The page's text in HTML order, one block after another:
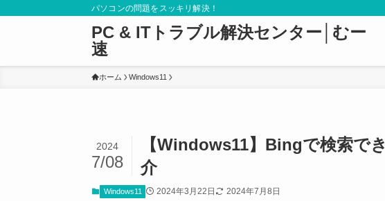
パソコンの問題をスッキリ解決！
PC & ITトラブル解決センター│むー
速
ホーム Windows11
【Windows11】Bingで検索で
介
2024
7/08
Windows11 2024年3月22日 2024年7月8日